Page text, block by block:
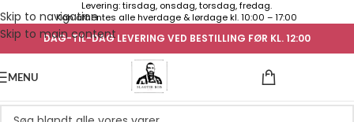
Skip to navigation
Skip to main content
Levering: tirsdag, onsdag, torsdag, fredag.
Kan afhentes alle hverdage & lørdage kl. 10:00 – 17:00
DAG-TIL-DAG LEVERING VED BESTILLING FØR KL. 12:00
MENU